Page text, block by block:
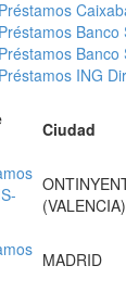
Banco
Banco
ING
Ciudad
(VALENCIA)
MADRID